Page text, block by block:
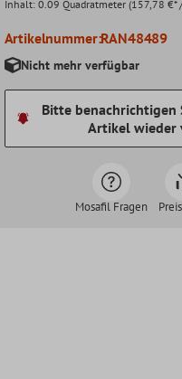
Inhalt: 0.09 Quadratmeter (157,78 €*
Artikelnummer:RAN48489
Nicht mehr verfügbar
Bitte benachrichtigen
Artikel wieder
Mosafil Fragen